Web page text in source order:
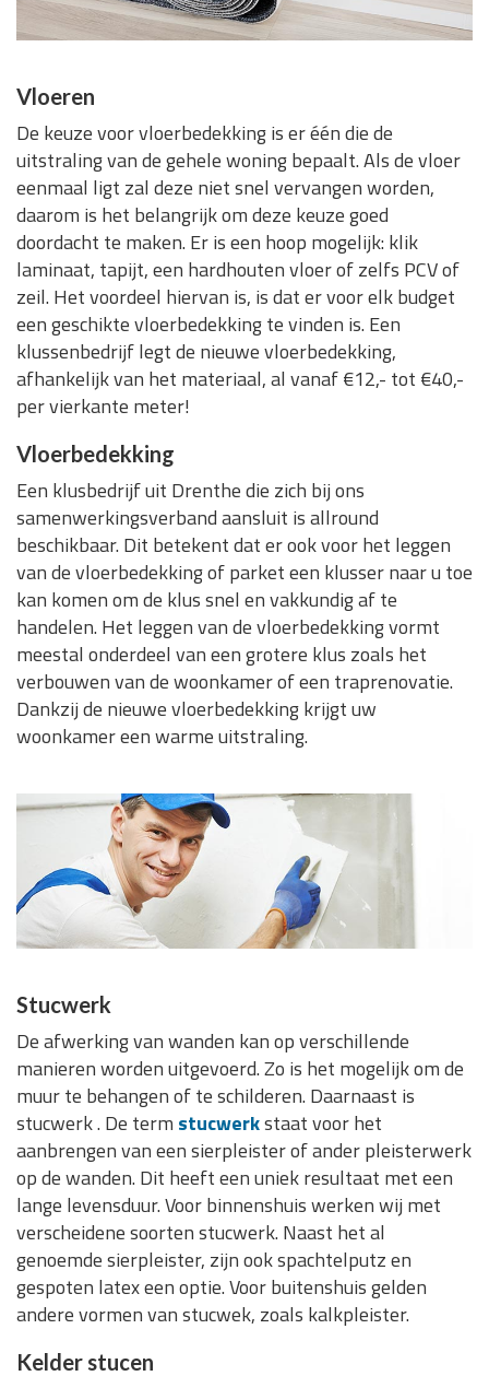
Vloeren
De keuze voor vloerbedekking is er één die de
uitstraling van de gehele woning bepaalt. Als de vloer
eenmaal ligt zal deze niet snel vervangen worden,
daarom is het belangrijk om deze keuze goed
doordacht te maken. Er is een hoop mogelijk: klik
laminaat, tapijt, een hardhouten vloer of zelfs PCV of
zeil. Het voordeel hiervan is, is dat er voor elk budget
een geschikte vloerbedekking te vinden is. Een
klussenbedrijf legt de nieuwe vloerbedekking,
afhankelijk van het materiaal, al vanaf €12,- tot €40,-
per vierkante meter!
Vloerbedekking
Een klusbedrijf uit Drenthe die zich bij ons
samenwerkingsverband aansluit is allround
beschikbaar. Dit betekent dat er ook voor het leggen
van de vloerbedekking of parket een klusser naar u toe
kan komen om de klus snel en vakkundig af te
handelen. Het leggen van de vloerbedekking vormt
meestal onderdeel van een grotere klus zoals het
verbouwen van de woonkamer of een traprenovatie.
Dankzij de nieuwe vloerbedekking krijgt uw
woonkamer een warme uitstraling.
Stucwerk
De afwerking van wanden kan op verschillende
manieren worden uitgevoerd. Zo is het mogelijk om de
muur te behangen of te schilderen. Daarnaast is
stucwerk . De term stucwerkstaat voor het
aanbrengen van een sierpleister of ander pleisterwerk
op de wanden. Dit heeft een uniek resultaat met een
lange levensduur. Voor binnenshuis werken wij met
verscheidene soorten stucwerk. Naast het al
genoemde sierpleister, zijn ook spachtelputz en
gespoten latex een optie. Voor buitenshuis gelden
andere vormen van stucwek, zoals kalkpleister.
Kelder stucen